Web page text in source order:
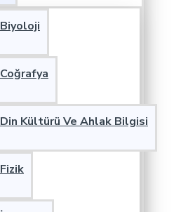
Biyoloji
Coğrafya
Din Kültürü Ve Ahlak Bilgisi
Fizik